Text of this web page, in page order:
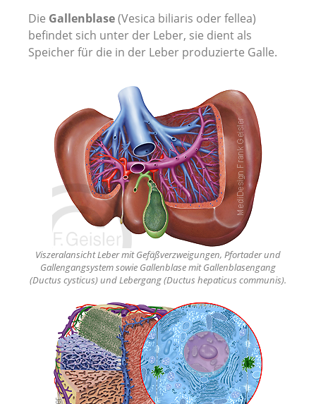
Die Gallenblase(Vesica biliaris oder fellea)
befindet sich unter der Leber, sie dient als
Speicher für die in der Leber produzierte Galle.
Viszeralansicht Leber mit Gefäßverzweigungen, Pfortader und
Gallengangsystem sowie Gallenblase mit Gallenblasengang
(Ductus cysticus) und Lebergang (Ductus hepaticus communis).